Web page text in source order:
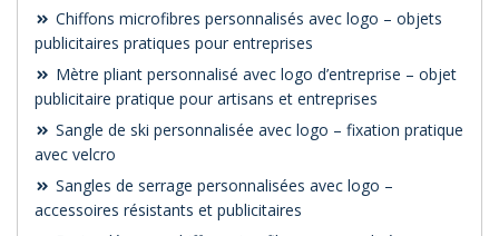
Chiffons microfibres personnalisés avec logo – objets
publicitaires pratiques pour entreprises
Mètre pliant personnalisé avec logo d’entreprise – objet
publicitaire pratique pour artisans et entreprises
Sangle de ski personnalisée avec logo – fixation pratique
avec velcro
Sangles de serrage personnalisées avec logo –
accessoires résistants et publicitaires